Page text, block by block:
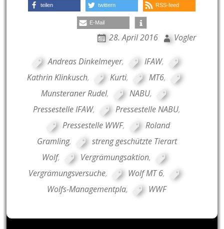
teilen twittern RSS-feed
E-Mail
28. April 2016 Vogler
Andreas Dinkelmeyer, IFAW,
Kathrin Klinkusch, Kurti, MT6,
Munsteraner Rudel, NABU,
Pressestelle IFAW, Pressestelle NABU,
Pressestelle WWF,
Roland
Gramling,
streng geschützte Tierart
Wolf, Vergrämungsaktion,
Vergrämungsversuche, Wolf MT 6,
Wolfs-Managementpla, WWF